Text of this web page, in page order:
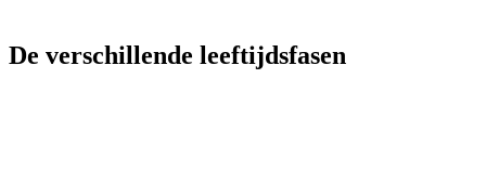
De verschillende leeftijdsfasen